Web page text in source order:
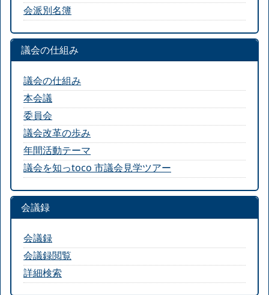
会派別名簿
議会の仕組み
議会の仕組み
本会議
委員会
議会改革の歩み
年間活動テーマ
議会を知っtoco 市議会見学ツアー
会議録
会議録
会議録閲覧
詳細検索